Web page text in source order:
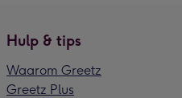
Hulp & tips
Waarom Greetz
Greetz Plus